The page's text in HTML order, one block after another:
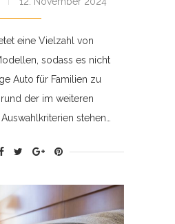
eine Vielzahl von
sodass es nicht
Auto für Familien zu
der im weiteren
stehen…